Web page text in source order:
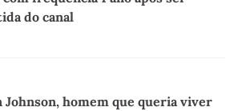
do canal
Johnson, homem que queria viver